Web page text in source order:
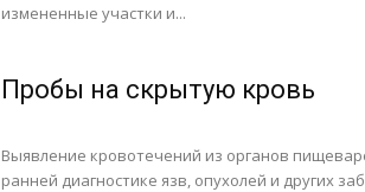
измененные участки и...
Пробы на скрытую кровь
Выявление кровотечений из органов
ранней диагностике язв, опухолей и других